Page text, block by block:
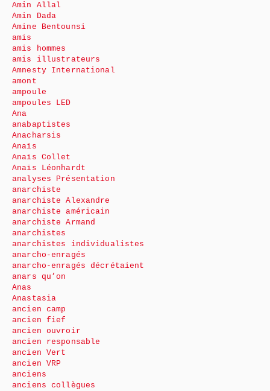
Amin Allal
Amin Dada
Amine Bentounsi
amis
amis hommes
amis illustrateurs
Amnesty International
amont
ampoule
ampoules LED
Ana
anabaptistes
Anacharsis
Anaïs
Anaïs Collet
Anaïs Léonhardt
analyses Présentation
anarchiste
anarchiste Alexandre
anarchiste américain
anarchiste Armand
anarchistes
anarchistes individualistes
anarcho-enragés
anarcho-enragés décrétaient
anars qu’on
Anas
Anastasia
ancien camp
ancien fief
ancien ouvroir
ancien responsable
ancien Vert
ancien VRP
anciens
anciens collègues